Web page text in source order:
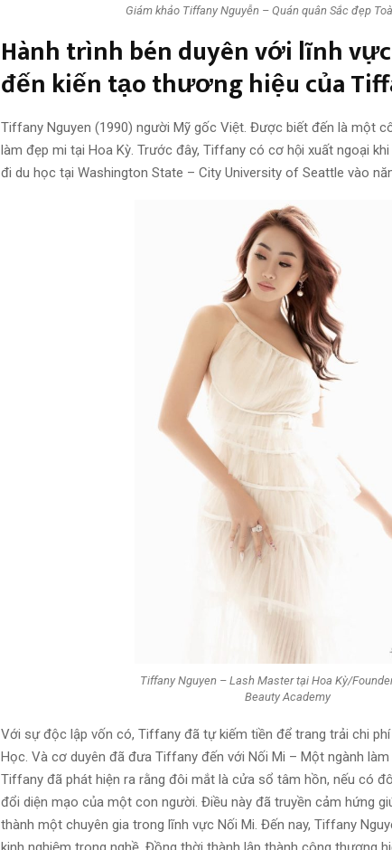
Giám khảo Tiffany Nguyễn – Quán quân Sắc đẹp
Hành trình bén duyên với lĩnh
đến kiến tạo thương hiệu của
Tiffany Nguyen (1990) người Mỹ gốc Việt. Được biết đến là một
làm đẹp mi tại Hoa Kỳ. Trước đây, Tiffany có cơ hội xuất ngoại
đi du học tại Washington State – City University of Seattle vào
Tiffany Nguyen – Lash Master tại Hoa Kỳ/
Beauty Academy
Với sự độc lập vốn có, Tiffany đã tự kiếm tiền để trang trải chi
Học. Và cơ duyên đã đưa Tiffany đến với Nối Mi – Một ngành
Tiffany đã phát hiện ra rằng đôi mắt là cửa sổ tâm hồn, nếu có
đổi diện mạo của một con người. Điều này đã truyền cảm hứng
thành một chuyên gia trong lĩnh vực Nối Mi. Đến nay, Tiffany